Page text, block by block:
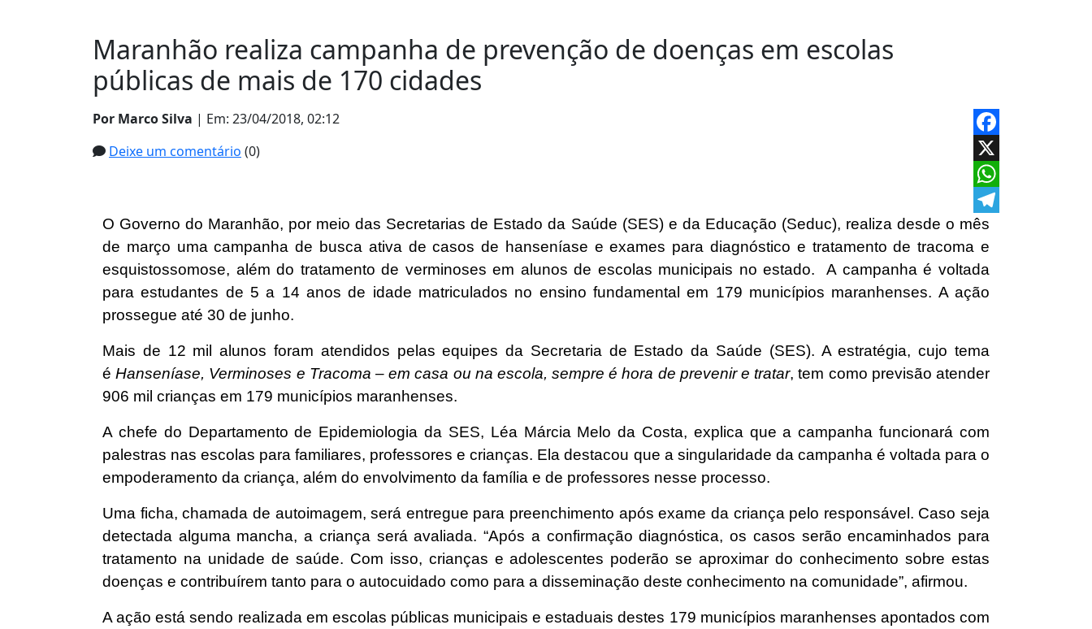
Maranhão realiza campanha de prevenção de doenças em escolas
públicas de mais de 170 cidades
Por Marco Silva | Em: 23/04/2018, 02:12
Deixe um comentário (0)
Facebook
X
WhatsApp
Telegram
O Governo do Maranhão, por meio das Secretarias de Estado da Saúde (SES) e da Educação (Seduc), realiza desde o mês
de março uma campanha de busca ativa de casos de hanseníase e exames para diagnóstico e tratamento de tracoma e
esquistossomose, além do tratamento de verminoses em alunos de escolas municipais no estado. A campanha é voltada
para estudantes de 5 a 14 anos de idade matriculados no ensino fundamental em 179 municípios maranhenses. A ação
prossegue até 30 de junho.
Mais de 12 mil alunos foram atendidos pelas equipes da Secretaria de Estado da Saúde (SES). A estratégia, cujo tema
éHanseníase, Verminoses e Tracoma – em casa ou na escola, sempre é hora de prevenir e tratar, tem como previsão atender
906 mil crianças em 179 municípios maranhenses.
A chefe do Departamento de Epidemiologia da SES, Léa Márcia Melo da Costa, explica que a campanha funcionará com
palestras nas escolas para familiares, professores e crianças. Ela destacou que a singularidade da campanha é voltada para o
empoderamento da criança, além do envolvimento da família e de professores nesse processo.
Uma ficha, chamada de autoimagem, será entregue para preenchimento após exame da criança pelo responsável. Caso seja
detectada alguma mancha, a criança será avaliada. “Após a confirmação diagnóstica, os casos serão encaminhados para
tratamento na unidade de saúde. Com isso, crianças e adolescentes poderão se aproximar do conhecimento sobre estas
doenças e contribuírem tanto para o autocuidado como para a disseminação deste conhecimento na comunidade”, afirmou.
A ação está sendo realizada em escolas públicas municipais e estaduais destes 179 municípios maranhenses apontados com